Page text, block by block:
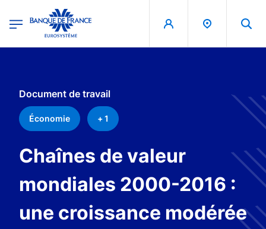
Banque de France - Menu Principal
Document de travail
Économie + 1
Chaînes de valeur
mondiales 2000-2016 :
une croissance modérée